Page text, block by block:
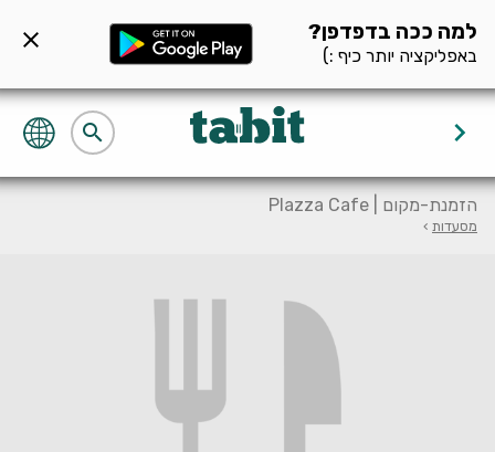
למה ככה בדפדפן?
באפליקציה יותר כיף :)
close
keyboard_arrow_right
search
הזמנת-מקום | Plazza Cafe
מסעדות ›